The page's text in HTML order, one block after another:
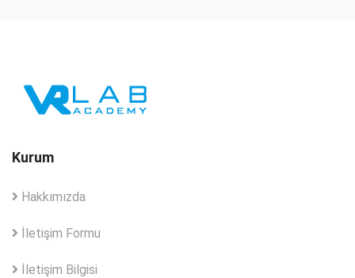
Kurum
Hakkımızda
İletişim Formu
İletişim Bilgisi